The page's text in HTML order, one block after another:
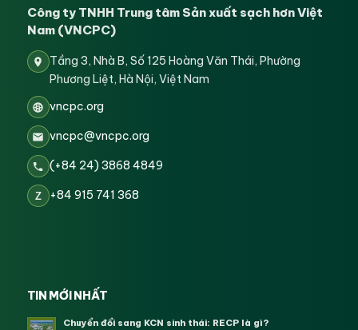
Công ty TNHH Trung tâm Sản xuất sạch hơn Việt
Nam (VNCPC)
Tầng 3, Nhà B, Số 125 Hoàng Văn Thái, Phường
Phương Liệt, Hà Nội, Việt Nam
vncpc.org
vncpc@vncpc.org
(+84 24) 3868 4849
Z +84 915 741 368
TIN MỚI NHẤT
Chuyển đổi sang KCN sinh thái: RECP là gì?